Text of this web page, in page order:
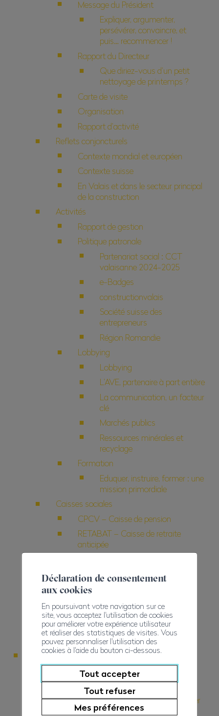
Message du Président
Expliquer, argumenter,
persévérer, convaincre, et
puis… recommencer !
Rapport du Directeur
Que diriez-vous d’un petit
nettoyage de printemps ?
Carte de visite
Organisation
Rapport d’activité
Reflets conjoncturels
Contexte mondial et européen
Contexte suisse
En Valais et dans le secteur principal
de la construction
Activités
Rapport de gestion
Politique patronale
Partenariat social : CCT
valaisanne 2024-2025
e-Badges
constructionvalais
Société suisse des
entrepreneurs
Région Romandie
Lobbying
Lobbying
L’AVE, partenaire à part entière
La communication, un facteur
clé
Marchés publics
Ressources minérales et
recyclage
Formation
Eduquer, instruire, former : une
mission primordiale
Caisses sociales
CPCV – Caisse de pension
RETABAT – Caisse de retraite
anticipée
Assurance indemnité journalière
maladie
Finances
Finances
Comptes
2022
Portrait
Message du Président
Des partenariats à consolider
dans l’intérêt des entreprises
Déclaration de consentement
aux cookies
En poursuivant votre navigation sur ce
site, vous acceptez l'utilisation de cookies
pour améliorer votre expérience utilisateur
et réaliser des statistiques de visites. Vous
pouvez personnaliser l'utilisation des
cookies à l'aide du bouton ci-dessous.
Tout accepter
Tout refuser
Mes préférences